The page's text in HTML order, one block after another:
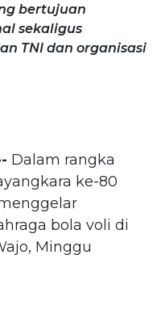
bertujuan
sekaligus
TNI dan organisasi
Dalam rangka
ke-80
bola voli di
Minggu